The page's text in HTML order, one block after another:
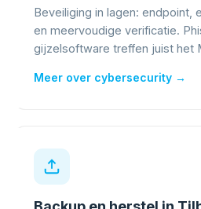
Beveiliging in lagen: endpoint,
en meervoudige verificatie.
gijzelsoftware treffen juist het
Meer over cybersecurity →